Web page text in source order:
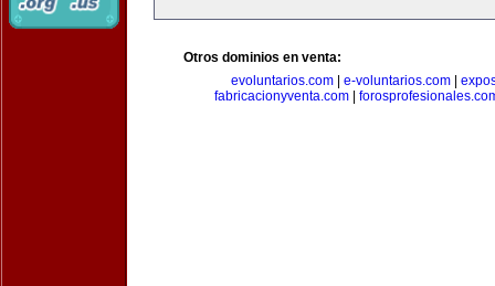
Otros dominios en venta:
evoluntarios.com
e-voluntarios.com
fabricacionyventa.com|